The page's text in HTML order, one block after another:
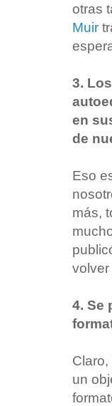
otras
Muir
3.
en
de
Eso
más,
4. Se
un